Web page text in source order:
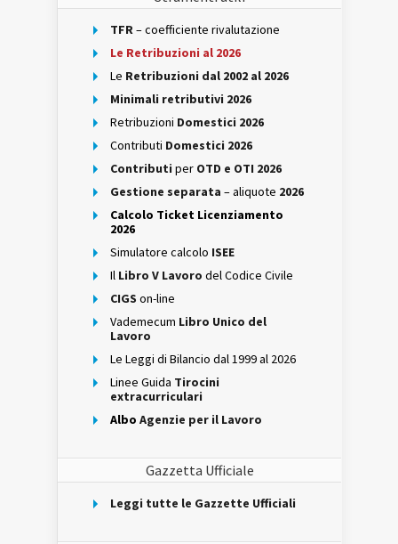
TFR– coefficiente rivalutazione
Le Retribuzioni al 2026
Le Retribuzioni dal 2002 al 2026
Minimali retributivi 2026
Retribuzioni Domestici 2026
Contributi Domestici 2026
Contributi per OTD e OTI 2026
Gestione separata – aliquote 2026
Calcolo Ticket Licenziamento
2026
Simulatore calcolo ISEE
Il Libro V Lavoro del Codice Civile
CIGS on-line
Vademecum Libro Unico del
Lavoro
Le Leggi di Bilancio dal 1999 al 2026
Linee Guida Tirocini
extracurriculari
Albo Agenzie per il Lavoro
Gazzetta Ufficiale
Leggi tutte le Gazzette Ufficiali